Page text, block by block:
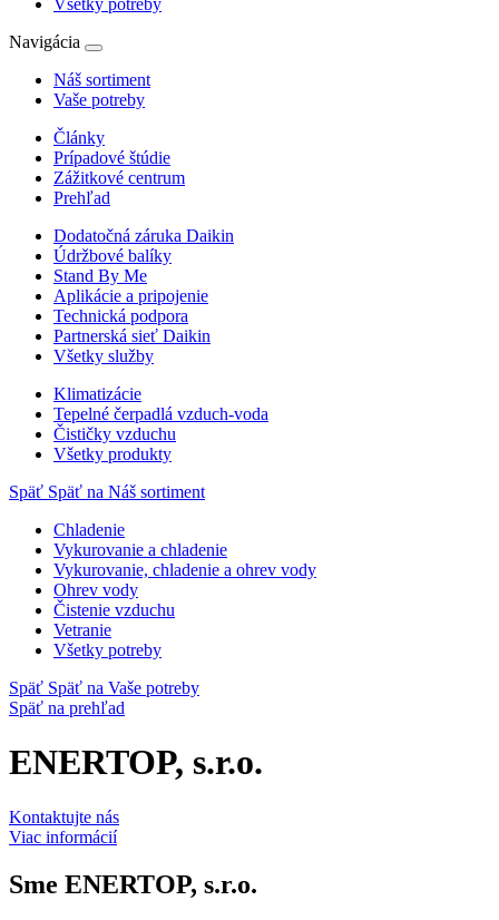
Všetky potreby
Navigácia
Náš sortiment
Vaše potreby
Články
Prípadové štúdie
Zážitkové centrum
Prehľad
Dodatočná záruka Daikin
Údržbové balíky
Stand By Me
Aplikácie a pripojenie
Technická podpora
Partnerská sieť Daikin
Všetky služby
Klimatizácie
Tepelné čerpadlá vzduch-voda
Čističky vzduchu
Všetky produkty
Späť Späť na Náš sortiment
Chladenie
Vykurovanie a chladenie
Vykurovanie, chladenie a ohrev vody
Ohrev vody
Čistenie vzduchu
Vetranie
Všetky potreby
Späť Späť na Vaše potreby
Späť na prehľad
ENERTOP, s.r.o.
Kontaktujte nás
Viac informácií
Sme ENERTOP, s.r.o.